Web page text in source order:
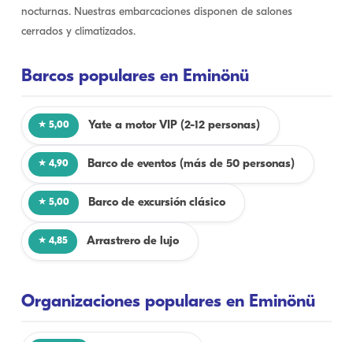
nocturnas. Nuestras embarcaciones disponen de salones
cerrados y climatizados.
Barcos populares en Eminönü
★ 5,00 Yate a motor VIP (2-12 personas)
★ 4,90 Barco de eventos (más de 50 personas)
★ 5,00 Barco de excursión clásico
★ 4,85 Arrastrero de lujo
Organizaciones populares en Eminönü